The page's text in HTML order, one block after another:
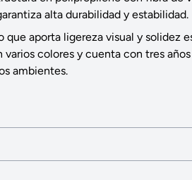
alta durabilidad y estabilidad.
que aporta ligereza visual y solidez
varios colores y cuenta con tres
ambientes.